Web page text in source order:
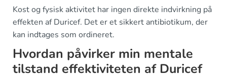
Kost og fysisk aktivitet har ingen direkte indvirkning på
effekten af Duricef. Det er et sikkert antibiotikum, der
kan indtages som ordineret.
Hvordan påvirker min mentale
tilstand effektiviteten af Duricef